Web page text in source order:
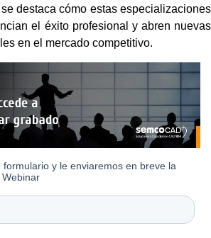
destaca cómo estas especializaciones
el éxito profesional y abren nuevas
en el mercado competitivo.